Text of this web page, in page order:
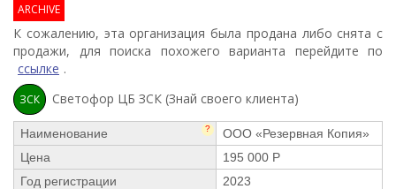
ARCHIVE
К сожалению, эта организация была продана либо снята с
продажи, для поиска похожего варианта перейдите по
ссылке .
ЗСК Светофор ЦБ ЗСК (Знай своего клиента)
Наименование ?
ООО «Резервная Копия»
Цена
195 000 Р
Год регистрации
2023